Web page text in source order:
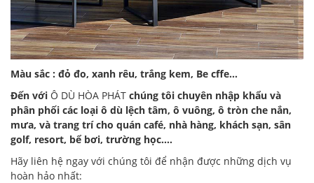
Màu sắc : đỏ đo, xanh rêu, trắng kem, Be cffe…
Đến với Ô DÙ HÒA PHÁT chúng tôi chuyên nhập khẩu và
phân phối các loại ô dù lệch tâm, ô vuông, ô tròn che nắn,
mưa, và trang trí cho quán café, nhà hàng, khách sạn, sân
golf, resort, bể bơi, trường học….
Hãy liên hệ ngay với chúng tôi để nhận được những dịch vụ
hoàn hảo nhất: